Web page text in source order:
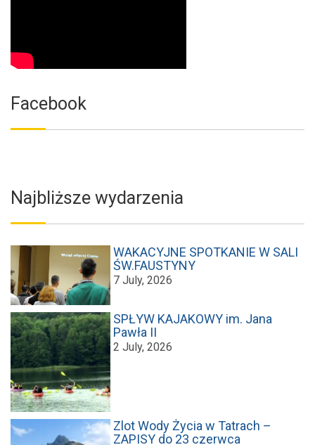
Facebook
Najbliższe wydarzenia
WAKACYJNE SPOTKANIE W SALI
ŚW.FAUSTYNY
7 July, 2026
SPŁYW KAJAKOWY im. Jana
Pawła II
2 July, 2026
Zlot Wody Życia w Tatrach –
ZAPISY do 23 czerwca